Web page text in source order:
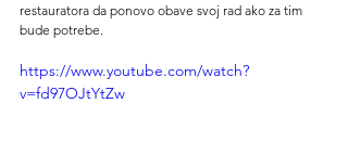
restauratora da ponovo obave svoj rad ako za tim
bude potrebe.
https://www.youtube.com/watch?
v=fd97OJtYtZw